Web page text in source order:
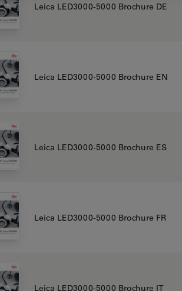
Leica LED3000-5000 Brochure DE
Leica LED3000-5000 Brochure EN
Leica LED3000-5000 Brochure ES
Leica LED3000-5000 Brochure FR
Leica LED3000-5000 Brochure IT